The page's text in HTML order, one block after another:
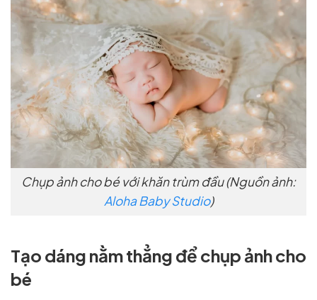
Chụp ảnh cho bé với khăn trùm đầu (Nguồn ảnh:
Aloha Baby Studio)
Tạo dáng nằm thẳng để chụp ảnh cho
bé